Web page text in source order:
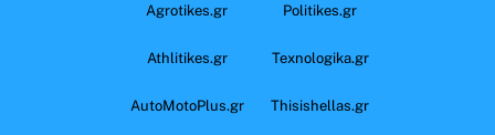
Agrotikes.gr Politikes.gr
Athlitikes.gr Texnologika.gr
AutoMotoPlus.gr Thisishellas.gr